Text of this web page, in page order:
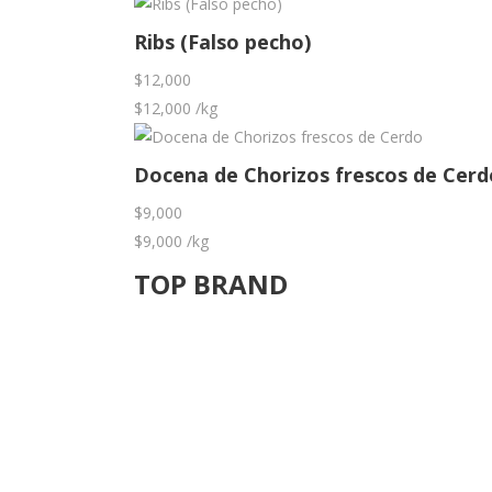
Ribs (Falso pecho)
$12,000
$12,000 /kg
Docena de Chorizos frescos de
$9,000
$9,000 /kg
TOP BRAND